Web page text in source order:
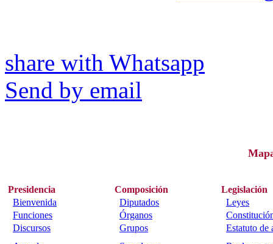
share with Whatsapp
Send by email
Presidencia Composición
Legislación
Bienvenida
Diputados
Leyes
Funciones
Órganos
Discursos
Grupos
Estatuto de